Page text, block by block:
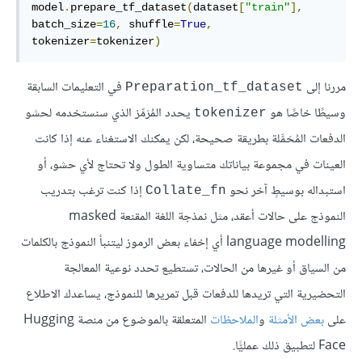
model. prepare_tf_dataset(dataset ["train"],
batch_size=16, shuffle=True,
tokenizer=tokenizer)
مررنا إلى Preparation_tf_dataset في التعليمات السابقة
وسيطًا خاصًا هو tokenizer يحدد المُرَمِّز الذي سنستخدمه لحشو
الدفعات المُحَمَّلة بطريقة صحيحة، لكن يمكنك الاستغناء عنه إذا كانت
العينات في مجموعة بياناتك متساوية الطول ولا تحتاج لأي حشو، أو
استبداله بوسيطٍ آخر نحو Collate_fn إذا كنت ترغب بتدريب
النموذج على حالات أعقد، مثل نمذجة اللغة المقنعة masked
language modelling أي إخفاء بعض الرموز ليتنبأ النموذج بالكلمات
من السياق أو غيرها من الحالات، تستطيع تحدد نوعية المعالجة
التحضيرية التي تريدها للدفعات قبل تمريرها للنموذج، يساعدك الاطلاع
علىبعض الأمثلة والملاحظات
المتعلقة بالموضوع من منصة Hugging
Face لتطبيق ذلك عمليًّا.